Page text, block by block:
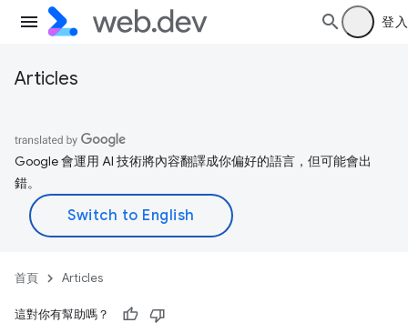
登入
Articles
Google 會運用 AI 技術將內容翻譯成你偏好的語言，但可能會出
錯。
首頁 Articles
這對你有幫助嗎？